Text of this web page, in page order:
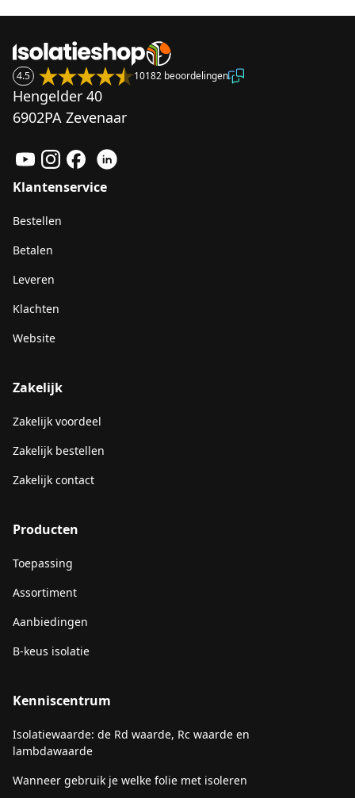
4.5 10182 beoordelingen
Hengelder 40
6902PA Zevenaar
Klantenservice
Bestellen
Betalen
Leveren
Klachten
Website
Zakelijk
Zakelijk voordeel
Zakelijk bestellen
Zakelijk contact
Producten
Toepassing
Assortiment
Aanbiedingen
B-keus isolatie
Kenniscentrum
Isolatiewaarde: de Rd waarde, Rc waarde en
lambdawaarde
Wanneer gebruik je welke folie met isoleren